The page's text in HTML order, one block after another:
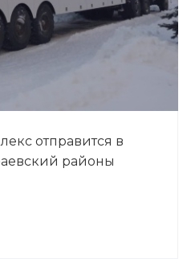
отправится в
районы